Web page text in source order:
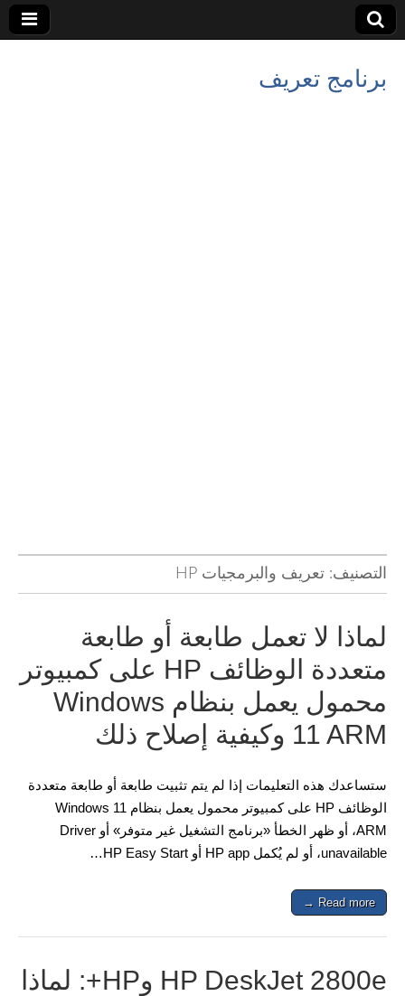
برنامج تعريف
التصنيف: تعريف والبرمجيات HP
لماذا لا تعمل طابعة أو طابعة
متعددة الوظائف HP على كمبيوتر
محمول يعمل بنظام Windows
11 ARM وكيفية إصلاح ذلك
ستساعدك هذه التعليمات إذا لم يتم تثبيت طابعة أو طابعة متعددة
الوظائف HP على كمبيوتر محمول يعمل بنظام Windows 11
ARM، أو ظهر الخطأ «برنامج التشغيل غير متوفر» أو Driver
unavailable، أو لم يُكمل HP app أو HP Easy Start…
Read more →
HP DeskJet 2800e وHP+: لماذا